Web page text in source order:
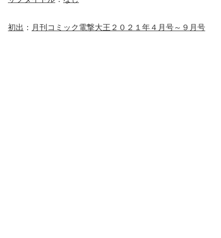
初出 ： 月刊コミック電撃大王２０２１年４月号～９月号